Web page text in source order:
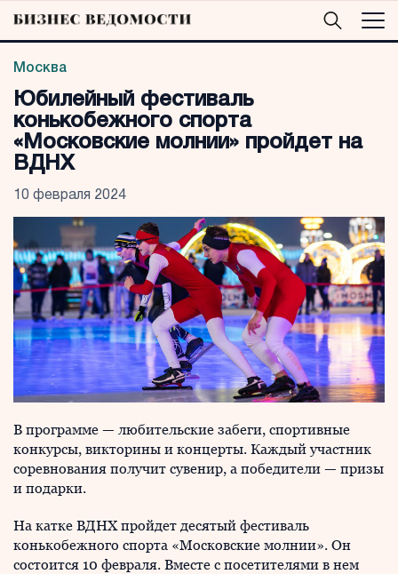
Москва
Юбилейный фестиваль
конькобежного спорта
«Московские молнии» пройдет на
ВДНХ
10 февраля 2024
В программе — любительские забеги, спортивные
конкурсы, викторины и концерты. Каждый участник
соревнования получит сувенир, а победители — призы
и подарки.
На катке ВДНХ пройдет десятый фестиваль
конькобежного спорта «Московские молнии». Он
состоится 10 февраля. Вместе с посетителями в нем